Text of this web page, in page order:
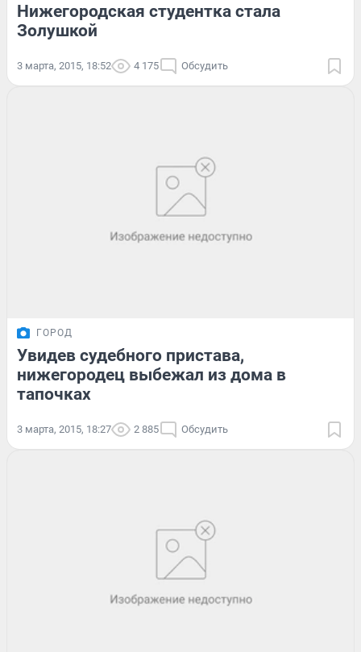
Нижегородская студентка стала
Золушкой
3 марта, 2015, 18:52 4 175 Обсудить
ГОРОД
Увидев судебного пристава,
нижегородец выбежал из дома в
тапочках
3 марта, 2015, 18:27 2 885 Обсудить